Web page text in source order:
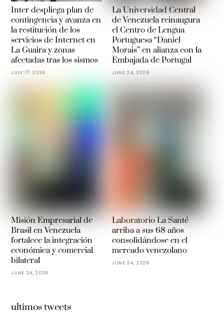
Inter despliega plan de
contingencia y avanza en
la restitución de los
servicios de Internet en
La Guaira y zonas
afectadas tras los sismos
JULY 17, 2026
La Universidad Central
de Venezuela reinaugura
el Centro de Lengua
Portuguesa “Daniel
Morais” en alianza con la
Embajada de Portugal
JUNE 24, 2026
Misión Empresarial de
Brasil en Venezuela
fortalece la integración
económica y comercial
bilateral
JUNE 24, 2026
Laboratorio La Santé
arriba a sus 68 años
consolidándose en el
mercado venezolano
JUNE 24, 2026
ultimos tweets